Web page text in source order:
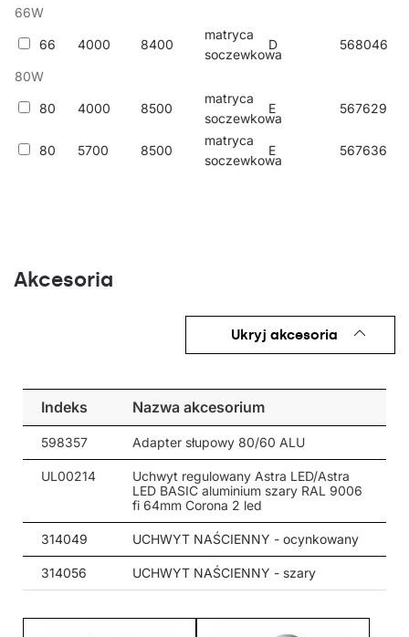
66W
66 4000 8400
matryca
soczewkowa
D 568046
80W
80 4000 8500
matryca
soczewkowa
E 567629
80 5700 8500
matryca
soczewkowa
E 567636
Akcesoria
Ukryj akcesoria
Indeks Nazwa akcesorium
598357 Adapter słupowy 80/60 ALU
UL00214
Uchwyt regulowany Astra LED/Astra
LED BASIC aluminium szary RAL 9006
fi 64mm Corona 2 led
314049 UCHWYT NAŚCIENNY - ocynkowany
314056 UCHWYT NAŚCIENNY - szary